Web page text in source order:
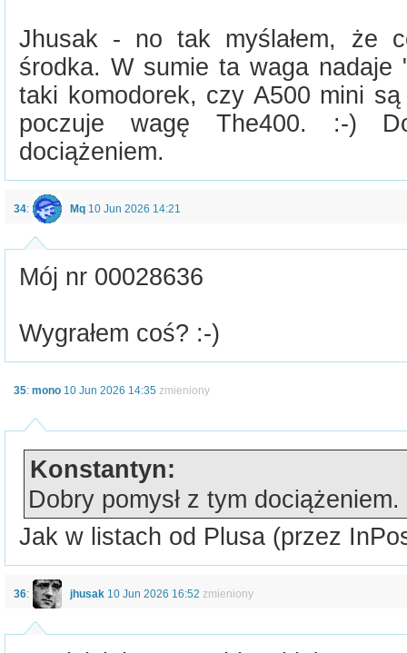
Jhusak - no tak myślałem, że
środka. W sumie ta waga nadaje
taki komodorek, czy A500 mini
poczuje wagę The400. :-)
dociążeniem.
34: Mq 10 Jun 2026 14:21
Mój nr 00028636
Wygrałem coś? :-)
35: mono 10 Jun 2026 14:35 zmieniony
Konstantyn:
Dobry pomysł z tym dociążeniem.
Jak w listach od Plusa (przez
36: jhusak 10 Jun 2026 16:52 zmieniony